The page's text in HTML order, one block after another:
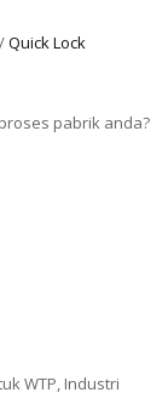
Quick Lock
pabrik anda?
WTP, Industri